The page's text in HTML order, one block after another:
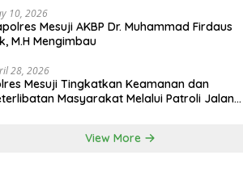
10, 2026
Mesuji AKBP Dr. Muhammad Firdaus
M.H Mengimbau
28, 2026
Mesuji Tingkatkan Keamanan dan
Masyarakat Melalui Patroli Jalan
View More